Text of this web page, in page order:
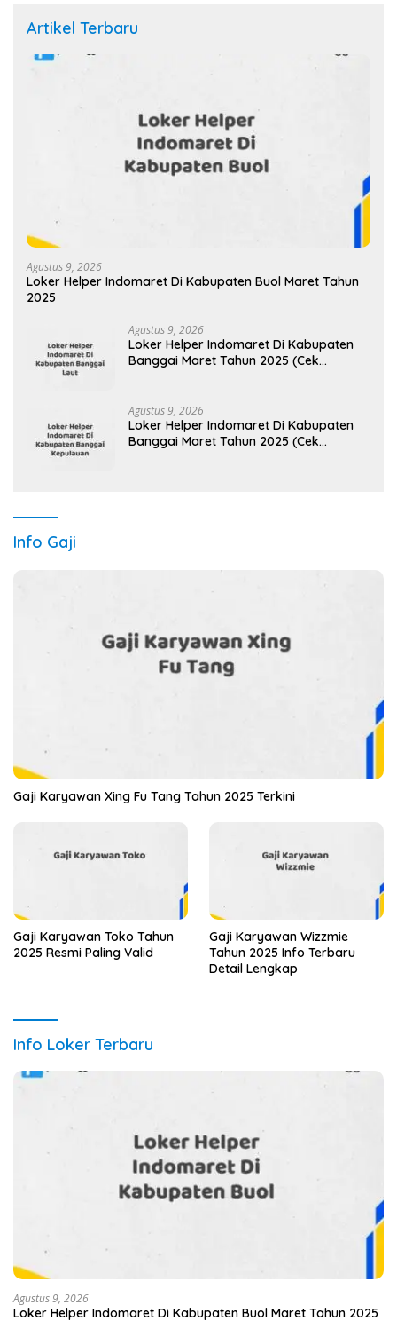
Artikel Terbaru
Agustus 9, 2026
Loker Helper Indomaret Di Kabupaten Buol Maret Tahun
2025
Agustus 9, 2026
Loker Helper Indomaret Di Kabupaten
Banggai Maret Tahun 2025 (Cek
Agustus 9, 2026
Loker Helper Indomaret Di Kabupaten
Banggai Maret Tahun 2025 (Cek
Info Gaji
Gaji Karyawan Xing Fu Tang Tahun 2025 Terkini
Gaji Karyawan Toko Tahun
2025 Resmi Paling Valid
Gaji Karyawan Wizzmie
Tahun 2025 Info Terbaru
Detail Lengkap
Info Loker Terbaru
Agustus 9, 2026
Loker Helper Indomaret Di Kabupaten Buol Maret Tahun 2025